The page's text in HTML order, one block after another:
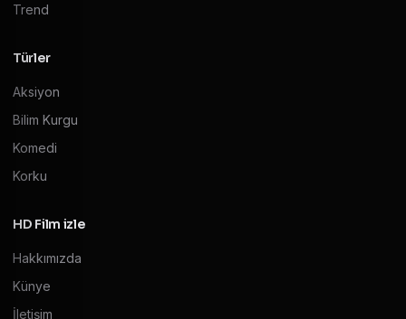
Trend
Türler
Aksiyon
Bilim Kurgu
Komedi
Korku
HD Film izle
Hakkımızda
Künye
İletişim